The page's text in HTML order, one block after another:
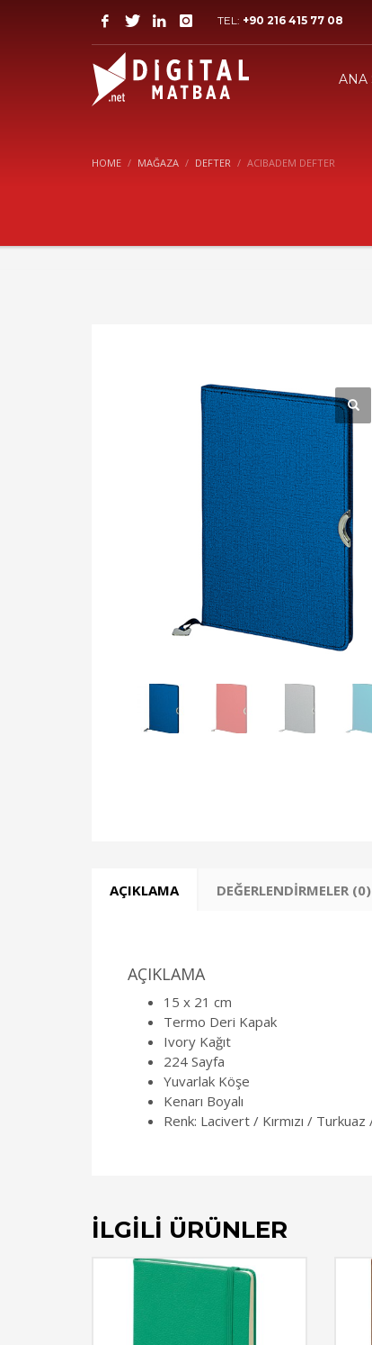
TEL: +90 216 415 77 08
ANA
HOME MAĞAZA DEFTER ACIBADEM DEFTER
AÇIKLAMA DEĞERLENDIRMELER (0)
AÇIKLAMA
15 x 21 cm
Termo Deri Kapak
Ivory Kağıt
224 Sayfa
Yuvarlak Köşe
Kenarı Boyalı
Renk: Lacivert / Kırmızı / Turkuaz
İLGILI ÜRÜNLER